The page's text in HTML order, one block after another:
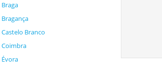
Branco
Coimbra